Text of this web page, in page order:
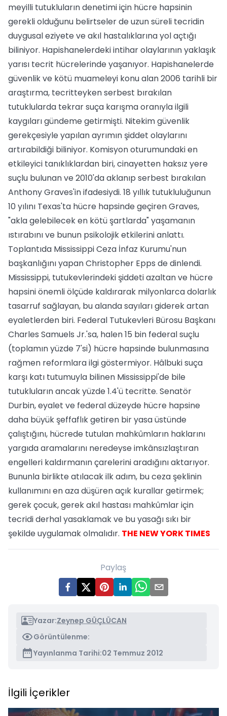
meyilli tutukluların denetimi için hücre hapsinin
gerekli olduğunu belirtseler de uzun süreli tecridin
duygusal eziyete ve akıl hastalıklarına yol açtığı
biliniyor. Hapishanelerdeki intihar olaylarının yaklaşık
yarısı tecrit hücrelerinde yaşanıyor. Hapishanelerde
güvenlik ve kötü muameleyi konu alan 2006 tarihli bir
araştırma, tecritteyken serbest bırakılan
tutuklularda tekrar suça karışma oranıyla ilgili
kaygıları gündeme getirmişti. Nitekim güvenlik
gerekçesiyle yapılan ayrımın şiddet olaylarını
artırabildiği biliniyor. Komisyon oturumundaki en
etkileyici tanıklıklardan biri, cinayetten haksız yere
suçlu bulunan ve 2010'da aklanıp serbest bırakılan
Anthony Graves'in ifadesiydi. 18 yıllık tutukluluğunun
10 yılını Texas'ta hücre hapsinde geçiren Graves,
"akla gelebilecek en kötü şartlarda" yaşamanın
ıstırabını ve bunun psikolojik etkilerini anlattı.
Toplantıda Mississippi Ceza İnfaz Kurumu'nun
başkanlığını yapan Christopher Epps de dinlendi.
Mississippi, tutukevlerindeki şiddeti azaltan ve hücre
hapsini önemli ölçüde kaldırarak milyonlarca dolarlık
tasarruf sağlayan, bu alanda sayıları giderek artan
eyaletlerden biri. Federal Tutukevleri Bürosu Başkanı
Charles Samuels Jr.'sa, halen 15 bin federal suçlu
(toplamın yüzde 7'si) hücre hapsinde bulunmasına
rağmen reformlara ilgi göstermiyor. Hâlbuki suça
karşı katı tutumuyla bilinen Mississippi'de bile
tutukluların ancak yüzde 1.4'ü tecritte. Senatör
Durbin, eyalet ve federal düzeyde hücre hapsine
daha büyük şeffaflık getiren bir yasa üstünde
çalıştığını, hücrede tutulan mahkûmların haklarını
yargıda aramalarını neredeyse imkânsızlaştıran
engelleri kaldırmanın çarelerini aradığını aktarıyor.
Bununla birlikte atılacak ilk adım, bu ceza şeklinin
kullanımını en aza düşüren açık kurallar getirmek;
gerek çocuk, gerek akıl hastası mahkûmlar için
tecridi derhal yasaklamak ve bu yasağı sıkı bir
şekilde uygulamak olmalıdır. THE NEW YORK TIMES
Paylaş
Yazar:Zeynep GÜÇLÜCAN
Görüntülenme:
Yayınlanma Tarihi:02 Temmuz 2012
İlgili İçerikler